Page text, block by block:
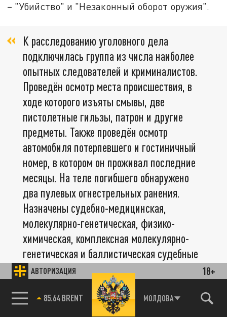
АВТОРИЗАЦИЯ 18+
85.64 BRENT МОЛДОВА
– "Убийство" и "Незаконный оборот оружия".
К расследованию уголовного дела
подключилась группа из числа наиболее
опытных следователей и криминалистов.
Проведён осмотр места происшествия, в
ходе которого изъяты смывы, две
пистолетные гильзы, патрон и другие
предметы. Также проведён осмотр
автомобиля потерпевшего и гостиничный
номер, в котором он проживал последние
месяцы. На теле погибшего обнаружено
два пулевых огнестрельных ранения.
Назначены судебно-медицинская,
молекулярно-генетическая, физико-
химическая, комплексная молекулярно-
генетическая и баллистическая судебные
экспертизы. Продолжаются допросы
свидетелей, проводятся оперативно-
разыскные мероприятия, направленные на
установление причастных к преступлению